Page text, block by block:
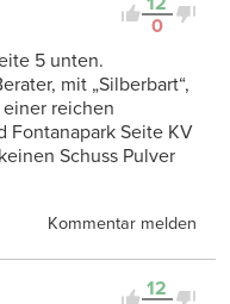
0
5 unten.
mit „Silberbart“,
reichen
Fontanapark Seite KV
Schuss Pulver
Kommentar melden
12